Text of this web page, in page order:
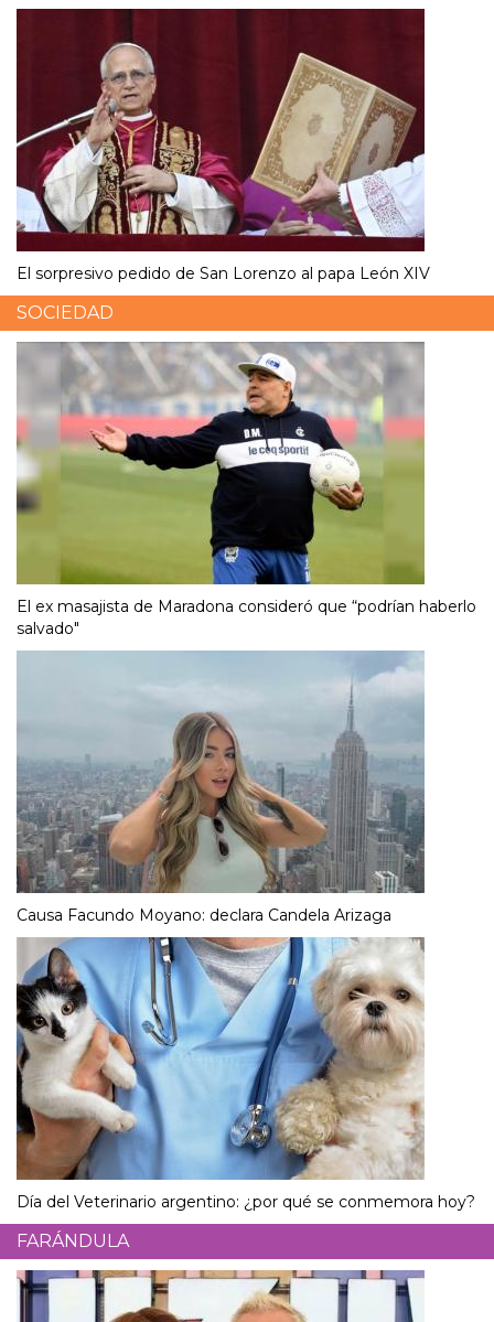
El sorpresivo pedido de San Lorenzo al papa León XIV
SOCIEDAD
El ex masajista de Maradona consideró que “podrían haberlo
salvado"
Causa Facundo Moyano: declara Candela Arizaga
Día del Veterinario argentino: ¿por qué se conmemora hoy?
FARÁNDULA